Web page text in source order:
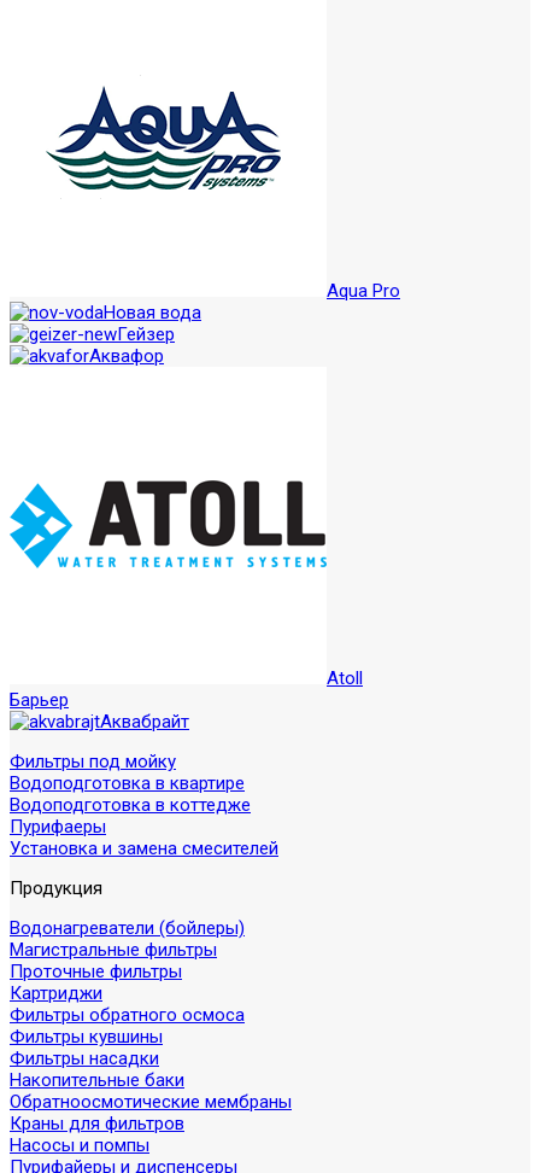
Aqua Pro
Новая вода
Гейзер
Аквафор
Atoll
Барьер
Аквабрайт
Фильтры под мойку
Водоподготовка в квартире
Водоподготовка в коттедже
Пурифаеры
Установка и замена смесителей
Продукция
Водонагреватели (бойлеры)
Магистральные фильтры
Проточные фильтры
Картриджи
Фильтры обратного осмоса
Фильтры кувшины
Фильтры насадки
Накопительные баки
Обратноосмотические мембраны
Краны для фильтров
Насосы и помпы
Пурифайеры и диспенсеры